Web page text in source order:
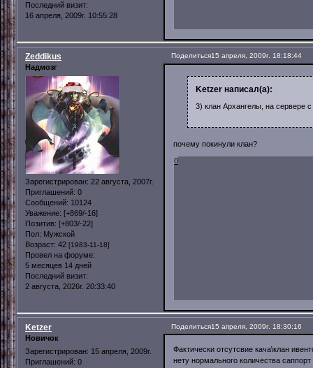
Последний визит:
16 апреля, 2009г. 10:55:28
Поделиться15 апреля, 2009г. 18:18:44
Zeddikus
Надмозг
Зарегистрирован: 22 августа, 2007г.
Приглашений: 0
Сообщений: 10124
Уважение: [+869/-16]
Позитив: [+803/-22]
Пол: Мужской
Возраст: 42 [1983-11-18]
Провел на форуме:
5 месяцев 14 дней
Последний визит:
2 августа, 2026г. 20:33:40
Ketzer написал(а):
3) клан Архангелы, на сервере
почему покинули клан?
0
Поделиться15 апреля, 2009г. 18:30:16
Ketzer
Новичок
Зарегистрирован: 15 апреля, 2009г.
Приглашений: 0
Фактически отсутсвие кача\клан
нету нормального количества